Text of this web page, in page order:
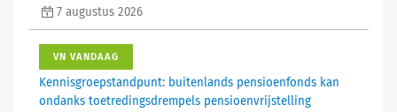
7 augustus 2026
VN VANDAAG
Kennisgroepstandpunt: buitenlands pensioenfonds kan
ondanks toetredingsdrempels pensioenvrijstelling